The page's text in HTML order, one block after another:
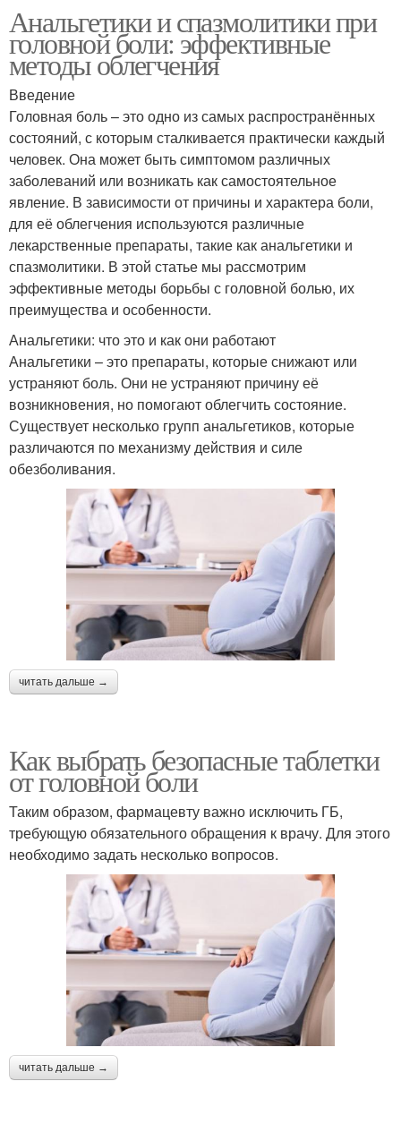
Анальгетики и спазмолитики при
головной боли: эффективные
методы облегчения
Введение
Головная боль – это одно из самых распространённых
состояний, с которым сталкивается практически каждый
человек. Она может быть симптомом различных
заболеваний или возникать как самостоятельное
явление. В зависимости от причины и характера боли,
для её облегчения используются различные
лекарственные препараты, такие как анальгетики и
спазмолитики. В этой статье мы рассмотрим
эффективные методы борьбы с головной болью, их
преимущества и особенности.
Анальгетики: что это и как они работают
Анальгетики – это препараты, которые снижают или
устраняют боль. Они не устраняют причину её
возникновения, но помогают облегчить состояние.
Существует несколько групп анальгетиков, которые
различаются по механизму действия и силе
обезболивания.
читать дальше →
Как выбрать безопасные таблетки
от головной боли
Таким образом, фармацевту важно исключить ГБ,
требующую обязательного обращения к врачу. Для этого
необходимо задать несколько вопросов.
читать дальше →